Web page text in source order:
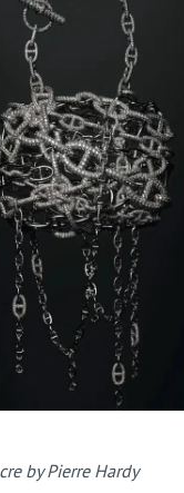
by Pierre Hardy